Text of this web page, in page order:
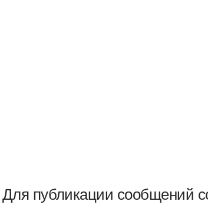
Для публикации сообщений